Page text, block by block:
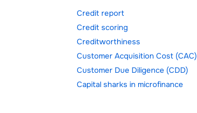
Credit report
Credit scoring
Creditworthiness
Customer Acquisition Cost (CAC)
Customer Due Diligence (CDD)
Сapital sharks in microfinance